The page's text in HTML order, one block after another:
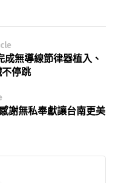
無導線節律器植入、
停跳
謝無私奉獻讓台南更美